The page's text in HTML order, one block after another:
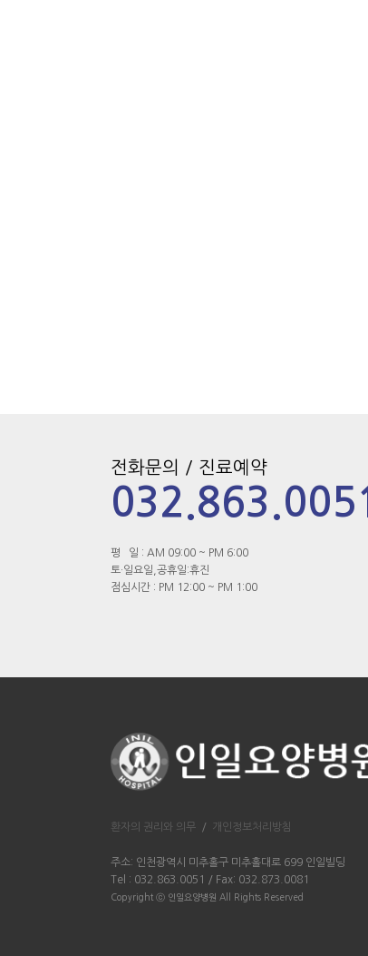
전화문의 / 진료예약
032.863.0051
평 일 : AM 09:00 ~ PM 6:00
토·일요일,공휴일:휴진
점심시간 : PM 12:00 ~ PM 1:00
환자의 권리와 의무 / 개인정보처리방침
주소: 인천광역시 미추홀구 미추홀대로 699 인일빌딩
Tel : 032.863.0051 / Fax: 032.873.0081
Copyright ⓒ 인일요양병원 All Rights Reserved